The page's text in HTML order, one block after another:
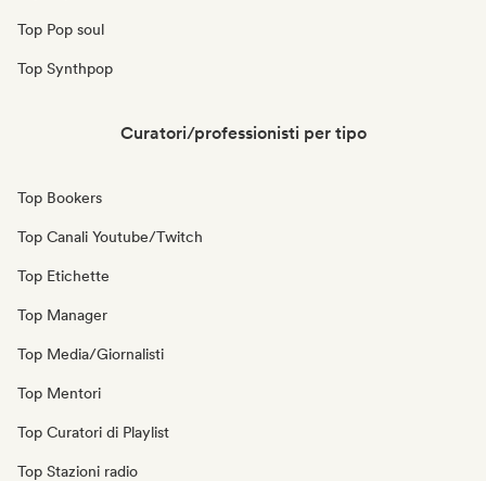
Top Pop soul
Top Synthpop
Curatori/professionisti per tipo
Top Bookers
Top Canali Youtube/Twitch
Top Etichette
Top Manager
Top Media/Giornalisti
Top Mentori
Top Curatori di Playlist
Top Stazioni radio